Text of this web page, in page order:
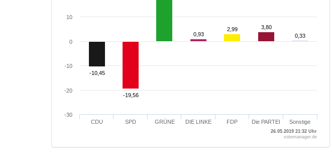
26.05.2019 21:32 Uhr
-10,45
-10,45
-19,56
-19,56
0,93
0,93
2,99
2,99 3,80
3,80
0,33
0,33
CDU SPD GRÜNE DIE LINKE FDP Die PARTEI Sonstige
-30
-20
-10
0
10
votemanager.de